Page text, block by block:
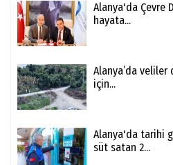
Alanya'da Çevre
hayata...
Alanya’da veliler
için...
Alanya'da tarihi
süt satan 2...